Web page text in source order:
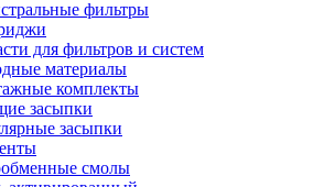
фильтры
для фильтров и систем
материалы
комплекты
засыпки
засыпки
смолы